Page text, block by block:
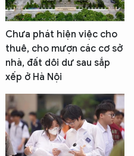
Chưa phát hiện việc cho
thuê, cho mượn các cơ sở
nhà, đất dôi dư sau sắp
xếp ở Hà Nội